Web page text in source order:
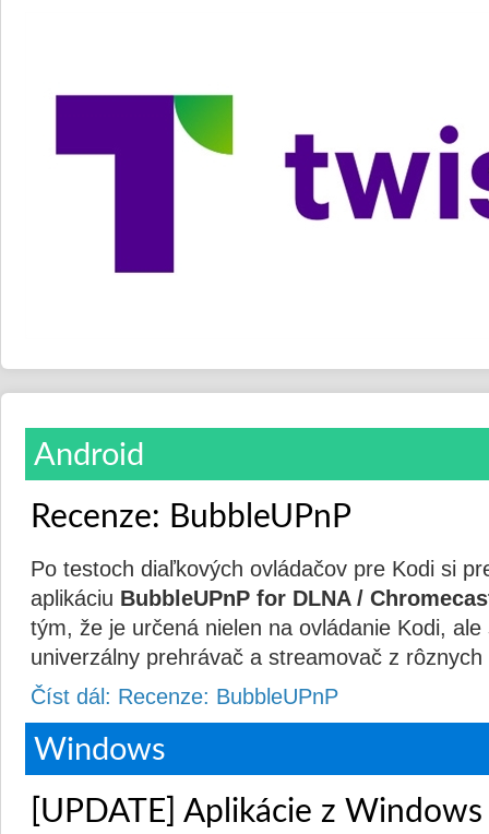
Android
Recenze: BubbleUPnP
Po testoch diaľkových ovládačov pre Kodi si
aplikáciu BubbleUPnP for DLNA /
tým, že je určená nielen na ovládanie Kodi, ale
univerzálny prehrávač a streamovač z
Číst dál: Recenze: BubbleUPnP
Windows
[UPDATE] Aplikácie z